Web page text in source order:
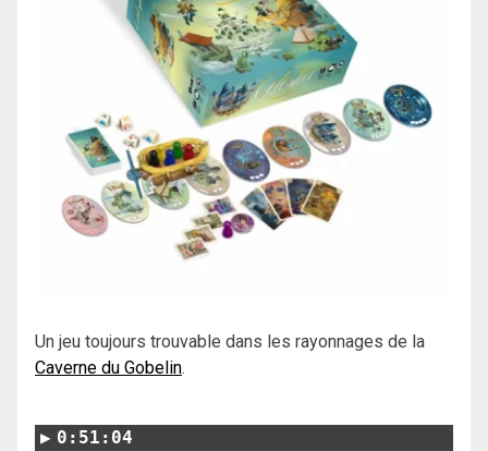
Un jeu toujours trouvable dans les rayonnages de la
Caverne du Gobelin.
0:51:04